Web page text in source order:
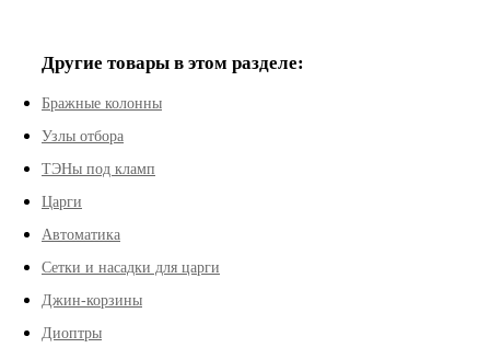
Другие товары в этом разделе:
Бражные колонны
Узлы отбора
ТЭНы под кламп
Царги
Автоматика
Сетки и насадки для царги
Джин-корзины
Диоптры